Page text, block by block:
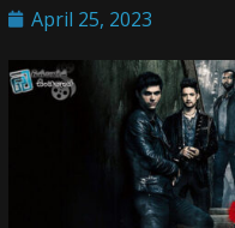
April 25, 2023